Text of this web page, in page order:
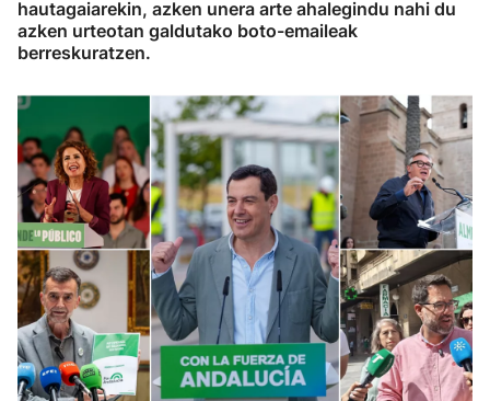
hautagaiarekin, azken unera arte ahalegindu nahi du
azken urteotan galdutako boto-emaileak
berreskuratzen.